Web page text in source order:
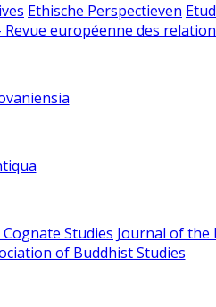
Ethische Perspectieven
européenne des
Studies Journal of the
of Buddhist Studies